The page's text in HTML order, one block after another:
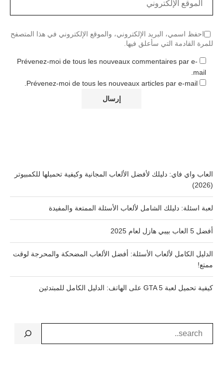
احفظ اسمي، البريد الإلكتروني، والموقع الإلكتروني في هذا المتصفح
للمرة القادمة التي سأعلق فيها.
Prévenez-moi de tous les nouveaux commentaires par e-
mail.
Prévenez-moi de tous les nouveaux articles par e-mail.
العاب واي فاي: دليلك لأفضل الألعاب المجانية وكيفية تحميلها للكمبيوتر
(2026)
لعبة اسئلة: دليلك الشامل لألعاب الأسئلة الممتعة والمفيدة
أفضل 5 العاب بيبي هازل لعام 2025
الدليل الكامل لألعاب الأسئلة: أفضل الألعاب المضحكة والمحرجة لوقت
ممتع!
كيفية تحميل لعبة GTA 5 على الهاتف: الدليل الكامل للمبتدئين